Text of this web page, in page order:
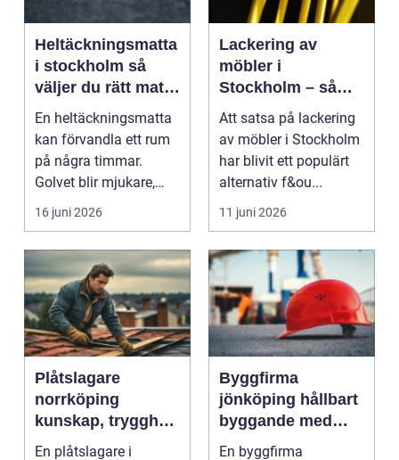
Heltäckningsmatta
i stockholm så
väljer du rätt matta
till hem och kontor
En heltäckningsmatta
kan förvandla ett rum
på några timmar.
Golvet blir mjukare,
ljudnivån sjunker o...
16 juni 2026
Lackering av
möbler i
Stockholm – så
förnyar du hemmet
med professionell
möbellackering
Att satsa på lackering
av möbler i Stockholm
har blivit ett populärt
alternativ f&ou...
11 juni 2026
Plåtslagare
norrköping
kunskap, trygghet
och hållbara
En plåtslagare i
Byggfirma
jönköping hållbart
byggande med
fokus på trä
En byggfirma